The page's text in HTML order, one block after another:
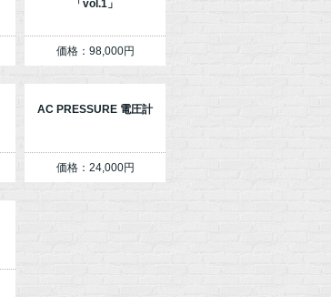
「vol.1」
価格：98,000円
AC PRESSURE 電圧計
価格：24,000円